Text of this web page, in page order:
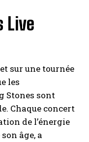
Live
sur une tournée
les
Stones sont
Chaque concert
de l’énergie
âge, a